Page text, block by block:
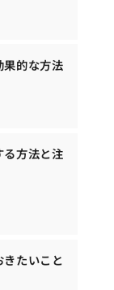
的な方法
る方法と注
たいこと